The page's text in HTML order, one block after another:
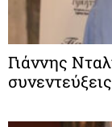
Γιάννης